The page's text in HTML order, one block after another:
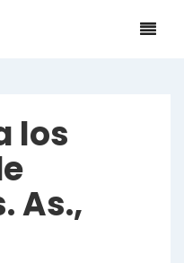
los
As.,